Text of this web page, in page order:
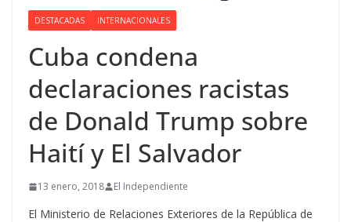
DESTACADAS INTERNACIONALES
Cuba condena
declaraciones racistas
de Donald Trump sobre
Haití y El Salvador
13 enero, 2018 El Independiente
El Ministerio de Relaciones Exteriores de la República de